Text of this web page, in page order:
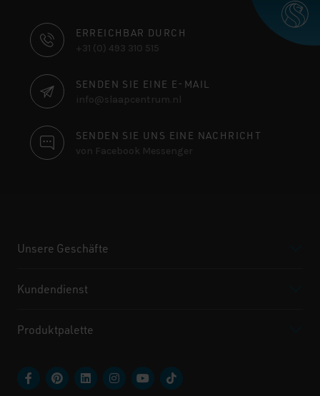
KONTAKTINFORMATIONEN
ERREICHBAR DURCH
+31 (0) 493 310 515
SENDEN SIE EINE E-MAIL
info@slaapcentrum.nl
SENDEN SIE UNS EINE NACHRICHT
von Facebook Messenger
Unsere Geschäfte
Kundendienst
Produktpalette